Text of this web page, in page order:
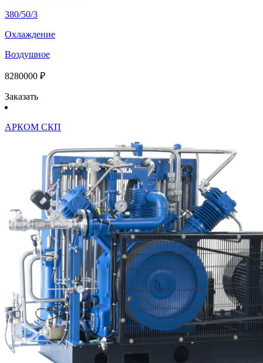
380/50/3
Охлаждение
Воздушное
8280000 ₽
Заказать
АРКОМ СКП